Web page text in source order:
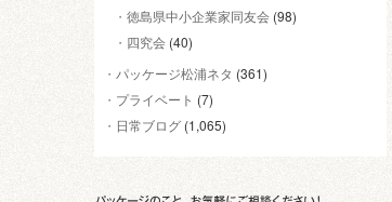
徳島県中小企業家同友会 (98)
四究会 (40)
パッケージ松浦ネタ (361)
プライベート (7)
日常ブログ (1,065)